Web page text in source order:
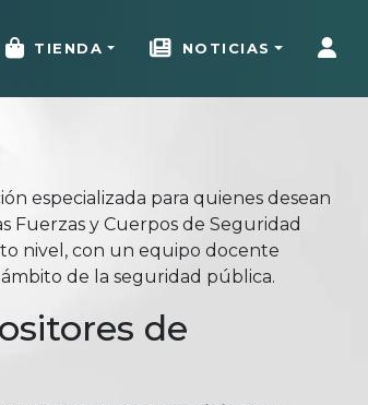
TIENDA NOTICIAS
especializada para quienes desean
Fuerzas y Cuerpos de Seguridad
nivel, con un equipo docente
de la seguridad pública.
de